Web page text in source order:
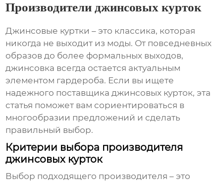
Производители джинсовых курток
Джинсовые куртки – это классика, которая
никогда не выходит из моды. От повседневных
образов до более формальных выходов,
джинсовка всегда остается актуальным
элементом гардероба. Если вы ищете
надежного поставщикаджинсовых курток, эта
статья поможет вам сориентироваться в
многообразии предложений и сделать
правильный выбор.
Критерии выбора производителя
джинсовых курток
Выбор подходящего производителя – это